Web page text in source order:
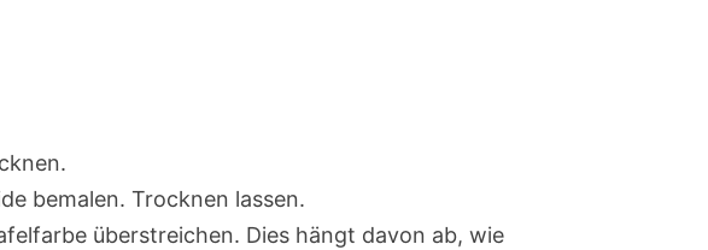
bemalen. Trocknen lassen.
überstreichen. Dies hängt davon ab, wie